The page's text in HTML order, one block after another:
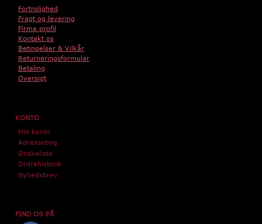
Fortrolighed
Fragt og levering
Firma profil
Kontakt os
Betingelser & Vilkår
Returneringsformular
Betaling
Oversigt
KONTO
Min konto
Adressebog
Ønskeliste
Ordrehistorik
Nyhedsbrev
FIND OS PÅ